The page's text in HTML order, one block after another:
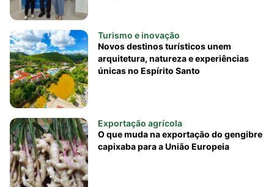
Turismo e inovação
Novos destinos turísticos unem
arquitetura, natureza e experiências
únicas no Espírito Santo
Exportação agrícola
O que muda na exportação do gengibre
capixaba para a União Europeia